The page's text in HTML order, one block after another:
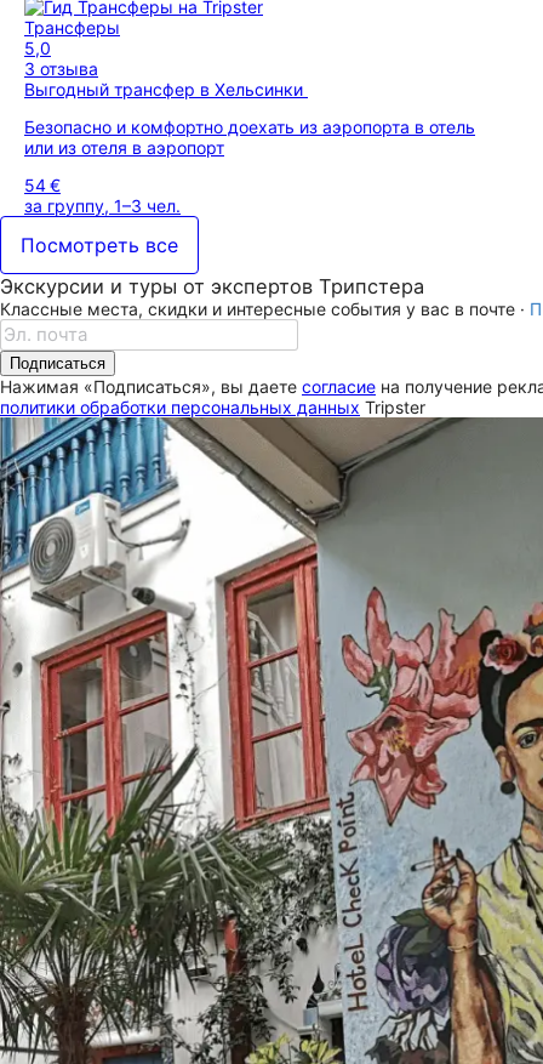
Трансферы
5,0
3 отзыва
Выгодный трансфер в Хельсинки
Безопасно и комфортно доехать из аэропорта в отель
или из отеля в аэропорт
54 €
за группу, 1–3 чел.
Посмотреть все
Экскурсии и туры от экспертов Трипстера
Классные места, скидки и интересные события у вас в почте ·
Подписаться
Нажимая «Подписаться», вы даете согласие на получение
политики обработки персональных данных Tripster